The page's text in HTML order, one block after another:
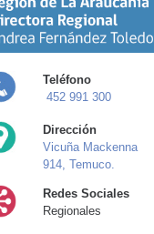
Teléfono
452 991 300
Dirección
Vicuña Mackenna
914, Temuco.
Redes Sociales
Regionales